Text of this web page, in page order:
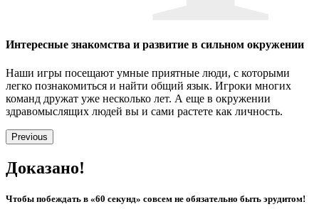
Интересные знакомства и развитие в сильном окружении
Наши игры посещают умные приятные люди, с которыми
легко познакомиться и найти общий язык. Игроки многих
команд дружат уже несколько лет. А еще в окружении
здравомыслящих людей вы и сами растете как личность.
Previous
Доказано!
Чтобы побеждать в «60 секунд» совсем не обязательно быть эрудитом!